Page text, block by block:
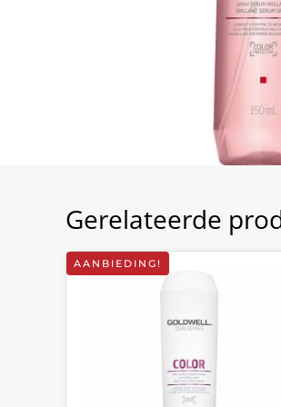
Gerelateerde
AANBIEDING!